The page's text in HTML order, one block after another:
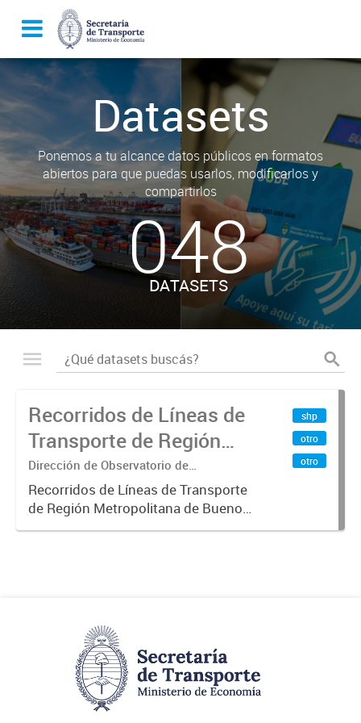
Datasets
Ponemos a tu alcance datos públicos en formatos
abiertos para que puedas usarlos, modificarlos y
compartirlos
048
DATASETS
Recorridos de Líneas de
Transporte de Región
Metropolitana de
Buenos Aires (RMBA)
Dirección de Observatorio de
Transporte, Estudio y Sistemas
Recorridos de Líneas de Transporte
de Región Metropolitana de Buenos
Aires (RMBA).-
shp
otro
otro